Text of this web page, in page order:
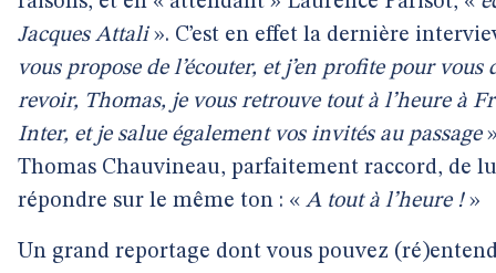
Jacques Attali». C’est en effet la dernière
vous propose de l’écouter, et j’en profite pour vous
revoir, Thomas, je vous retrouve tout à l’heure à
Inter, et je salue également vos invités au passage
Thomas Chauvineau, parfaitement raccord, de
répondre sur le même ton : « A tout à l’heure !»
Un grand reportage dont vous pouvez